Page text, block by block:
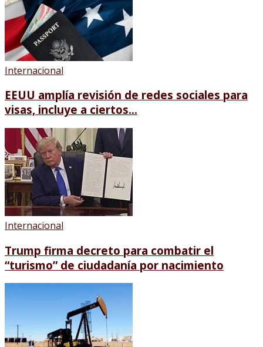
Internacional
EEUU amplía revisión de redes sociales para
visas, incluye a ciertos...
Internacional
Trump firma decreto para combatir el
“turismo” de ciudadanía por nacimiento